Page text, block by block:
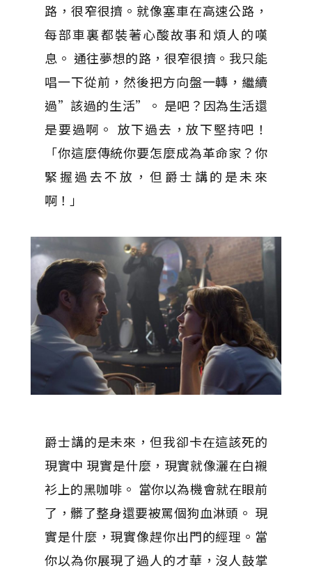
路，很窄很擠。就像塞車在高速公路，
每部車裏都裝著心酸故事和煩人的嘆
息。 通往夢想的路，很窄很擠。我只能
唱一下從前，然後把方向盤一轉，繼續
過”該過的生活”。 是吧？因為生活還
是要過啊。 放下過去，放下堅持吧！
「你這麼傳統你要怎麼成為革命家？你
緊握過去不放，但爵士講的是未來
啊！」
爵士講的是未來，但我卻卡在這該死的
現實中 現實是什麼，現實就像灑在白襯
衫上的黑咖啡。 當你以為機會就在眼前
了，髒了整身還要被罵個狗血淋頭。 現
實是什麼，現實像趕你出門的經理。當
你以為你展現了過人的才華，沒人鼓掌